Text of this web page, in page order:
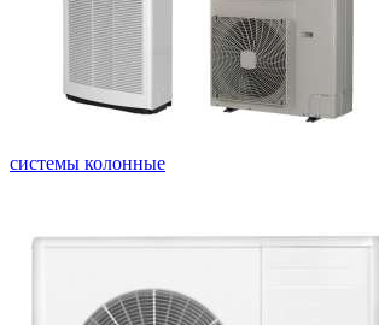
системы колонные